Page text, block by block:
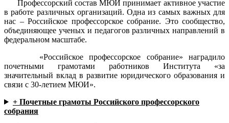
Профессорский состав МЮИ принимает активное участие
в работе различных организаций. Одна из самых важных для
нас – Российское профессорское собрание. Это сообщество,
объединяющее ученых и педагогов различных направлений в
федеральном масштабе.
«Российское профессорское собрание» наградило
почетными грамотами работников Института «за
значительный вклад в развитие юридического образования и
связи с 30-летием МЮИ».
+ Почетные грамоты Российского профессорского
собрания